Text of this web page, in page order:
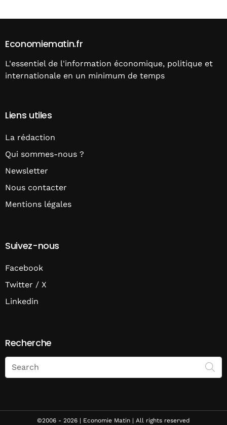
Economiematin.fr
L'essentiel de l'information économique, politique et
internationale en un minimum de temps
Liens utiles
La rédaction
Qui sommes-nous ?
Newsletter
Nous contacter
Mentions légales
Suivez-nous
Facebook
Twitter / X
Linkedin
Recherche
Search
on
Economie
©2006 - 2026 | Economie Matin | All rights reserved